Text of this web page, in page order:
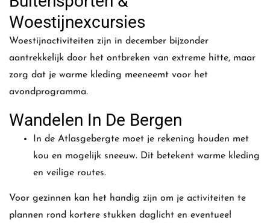
Woestijnexcursies
Woestijnactiviteiten zijn in december bijzonder
aantrekkelijk door het ontbreken van extreme hitte, maar
zorg dat je warme kleding meeneemt voor het
avondprogramma.
Wandelen In De Bergen
In de Atlasgebergte moet je rekening houden met
kou en mogelijk sneeuw. Dit betekent warme kleding
en veilige routes.
Voor gezinnen kan het handig zijn om je activiteiten te
plannen rond kortere stukken daglicht en eventueel